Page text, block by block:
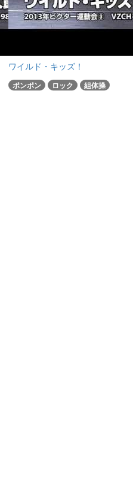
ワイルド・キッズ！
ポンポン ロック 組体操